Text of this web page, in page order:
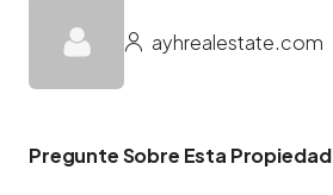
ayhrealestate.com
Pregunte Sobre Esta Propiedad